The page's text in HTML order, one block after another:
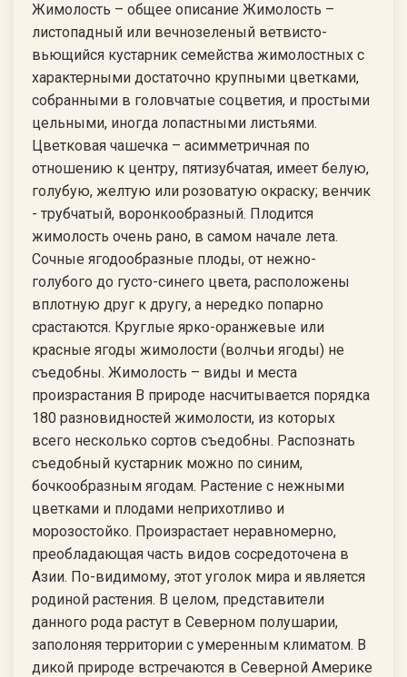
Жимолость – общее описание Жимолость –
листопадный или вечнозеленый ветвисто-
вьющийся кустарник семейства жимолостных с
характерными достаточно крупными цветками,
собранными в головчатые соцветия, и простыми
цельными, иногда лопастными листьями.
Цветковая чашечка – асимметричная по
отношению к центру, пятизубчатая, имеет белую,
голубую, желтую или розоватую окраску; венчик
- трубчатый, воронкообразный. Плодится
жимолость очень рано, в самом начале лета.
Сочные ягодообразные плоды, от нежно-
голубого до густо-синего цвета, расположены
вплотную друг к другу, а нередко попарно
срастаются. Круглые ярко-оранжевые или
красные ягоды жимолости (волчьи ягоды) не
съедобны. Жимолость – виды и места
произрастания В природе насчитывается порядка
180 разновидностей жимолости, из которых
всего несколько сортов съедобны. Распознать
съедобный кустарник можно по синим,
бочкообразным ягодам. Растение с нежными
цветками и плодами неприхотливо и
морозостойко. Произрастает неравномерно,
преобладающая часть видов сосредоточена в
Азии. По-видимому, этот уголок мира и является
родиной растения. В целом, представители
данного рода растут в Северном полушарии,
заполоняя территории с умеренным климатом. В
дикой природе встречаются в Северной Америке